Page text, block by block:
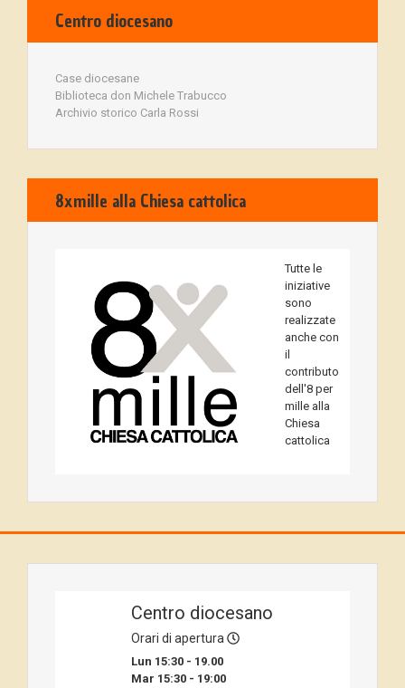
Centro diocesano
Case diocesane
Biblioteca don Michele Trabucco
Archivio storico Carla Rossi
8xmille alla Chiesa cattolica
Tutte le
iniziative
sono
realizzate
anche con
il
contributo
dell'8 per
mille alla
Chiesa
cattolica
Centro diocesano
Orari di apertura
Lun 15:30 - 19.00
Mar 15:30 - 19:00